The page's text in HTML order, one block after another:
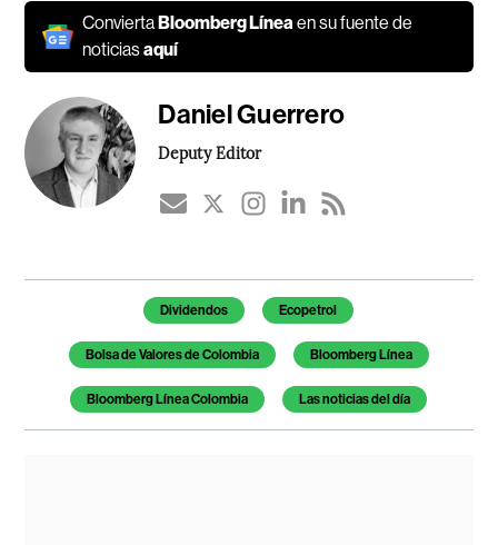
ConviertaBloomberg Líneaen su fuente de
noticiasaquí
Daniel Guerrero
Deputy Editor
Temas de este artículo
Dividendos Ecopetrol
Bolsa de Valores de Colombia Bloomberg Línea
Bloomberg Línea Colombia Las noticias del día